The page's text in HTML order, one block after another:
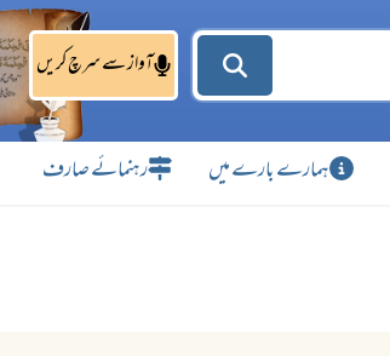
آواز سے سرچ کریں
ہمارے بارے میں رہنمائے صارف